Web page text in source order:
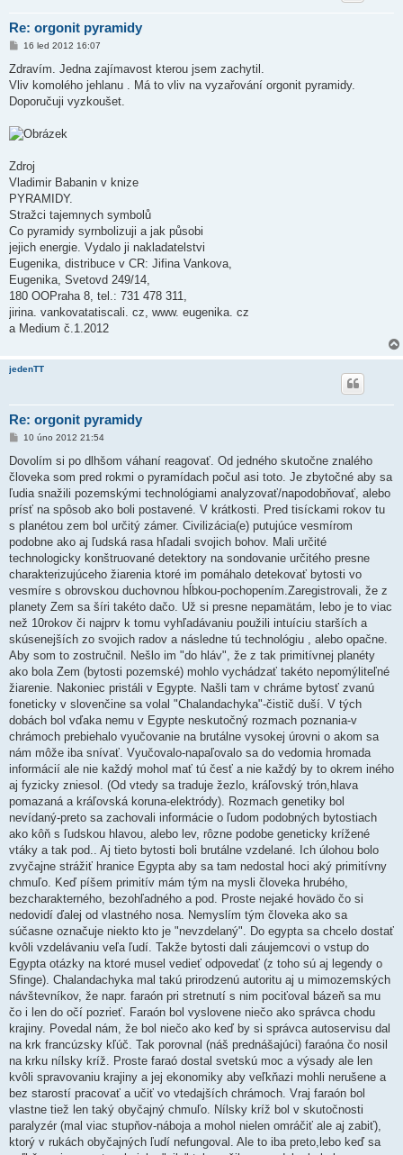
Re: orgonit pyramidy
P
í
p
ě
v
k
16 led 2012 16:07
Zdravím. Jedna zajímavost kterou jsem zachytil.
Vliv komolého jehlanu . Má to vliv na vyzařování orgonit pyramidy.
Doporučuji vyzkoušet.
Zdroj
Vladimir Babanin v knize
PYRAMIDY.
Stražci tajemnych symbolů
Co pyramidy syrnbolizuji a jak působi
jejich energie. Vydalo ji nakladatelstvi
Eugenika, distribuce v CR: Jifina Vankova,
Eugenika, Svetovd 249/14,
180 OOPraha 8, tel.: 731 478 311,
jirina. vankovatatiscali. cz, www. eugenika. cz
a Medium č.1.2012
jedenTT
Re: orgonit pyramidy
P
í
p
ě
e
k
10 úno 2012 21:54
Dovolím si po dlhšom váhaní reagovať. Od jedného skutočne znalého
človeka som pred rokmi o pyramídach počul asi toto. Je zbytočné aby sa
ľudia snažili pozemskými technológiami analyzovať/napodobňovať, alebo
prísť na spôsob ako boli postavené. V krátkosti. Pred tisíckami rokov tu
s planétou zem bol určitý zámer. Civilizácia(e) putujúce vesmírom
podobne ako aj ľudská rasa hľadali svojich bohov. Mali určité
technologicky konštruované detektory na sondovanie určitého presne
charakterizujúceho žiarenia ktoré im pomáhalo detekovať bytosti vo
vesmíre s obrovskou duchovnou hĺbkou-pochopením.Zaregistrovali, že z
planety Zem sa šíri takéto dačo. Už si presne nepamätám, lebo je to viac
než 10rokov či najprv k tomu vyhľadávaniu použili intuíciu starších a
skúsenejších zo svojich radov a následne tú technológiu , alebo opačne.
Aby som to zostručnil. Nešlo im "do hláv", že z tak primitívnej planéty
ako bola Zem (bytosti pozemské) mohlo vychádzať takéto nepomýliteľné
žiarenie. Nakoniec pristáli v Egypte. Našli tam v chráme bytosť zvanú
foneticky v slovenčine sa volal "Chalandachyka"-čistič duší. V tých
dobách bol vďaka nemu v Egypte neskutočný rozmach poznania-v
chrámoch prebiehalo vyučovanie na brutálne vysokej úrovni o akom sa
nám môže iba snívať. Vyučovalo-napaľovalo sa do vedomia hromada
informácií ale nie každý mohol mať tú česť a nie každý by to okrem iného
aj fyzicky zniesol. (Od vtedy sa traduje žezlo, kráľovský trón,hlava
pomazaná a kráľovská koruna-elektródy). Rozmach genetiky bol
nevídaný-preto sa zachovali informácie o ľudom podobných bytostiach
ako kôň s ľudskou hlavou, alebo lev, rôzne podobe geneticky krížené
vtáky a tak pod.. Aj tieto bytosti boli brutálne vzdelané. Ich úlohou bolo
zvyčajne strážiť hranice Egypta aby sa tam nedostal hoci aký primitívny
chmuľo. Keď píšem primitív mám tým na mysli človeka hrubého,
bezcharakterného, bezohľadného a pod. Proste nejaké hovädo čo si
nedovidí ďalej od vlastného nosa. Nemyslím tým človeka ako sa
súčasne označuje niekto kto je "nevzdelaný". Do egypta sa chcelo dostať
kvôli vzdelávaniu veľa ľudí. Takže bytosti dali záujemcovi o vstup do
Egypta otázky na ktoré musel vedieť odpovedať (z toho sú aj legendy o
Sfinge). Chalandachyka mal takú prirodzenú autoritu aj u mimozemských
návštevníkov, že napr. faraón pri stretnutí s nim pociťoval bázeň sa mu
čo i len do očí pozrieť. Faraón bol vyslovene niečo ako správca chodu
krajiny. Povedal nám, že bol niečo ako keď by si správca autoservisu dal
na krk francúzsky kľúč. Tak porovnal (náš prednášajúci) faraóna čo nosil
na krku nílsky kríž. Proste faraó dostal svetskú moc a výsady ale len
kvôli spravovaniu krajiny a jej ekonomiky aby veľkňazi mohli nerušene a
bez starostí pracovať a učiť vo vtedajších chrámoch. Vraj faraón bol
vlastne tiež len taký obyčajný chmuľo. Nílsky kríž bol v skutočnosti
paralyzér (mal viac stupňov-náboja a mohol nielen omráčiť ale aj zabiť),
ktorý v rukách obyčajných ľudí nefungoval. Ale to iba preto,lebo keď sa